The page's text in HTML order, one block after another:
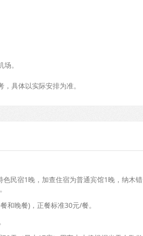
。
具体以实际安排为准。
民宿1晚，加查住宿为普通宾馆1晚，纳木
和晚餐)，正餐标准30元/餐。